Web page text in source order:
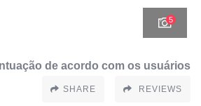
5
de acordo com os usuários
SHARE REVIEWS